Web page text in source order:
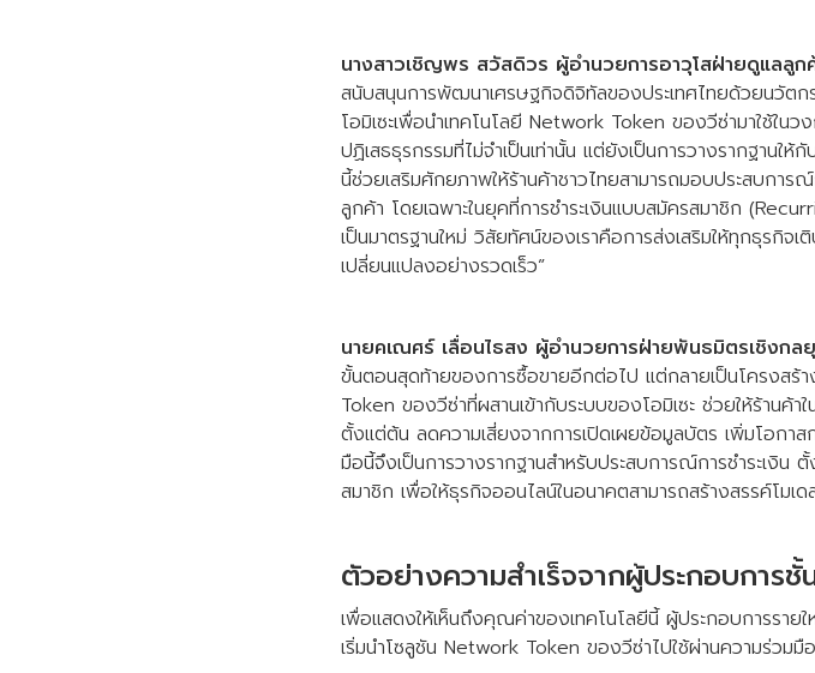
นางสาวเชิญพร สวัสดิวร ผู้อำนวยการอาวุโสฝ่ายดูแลลูก
สนับสนุนการพัฒนาเศรษฐกิจดิจิทัลของประเทศไทยด้วยนวัตก
โอมิเซะเพื่อนำเทคโนโลยี Network Token ของวีซ่ามาใช้ใน
ปฏิเสธธุรกรรมที่ไม่จำเป็นเท่านั้น แต่ยังเป็นการวางรากฐาน
นี้ช่วยเสริมศักยภาพให้ร้านค้าชาวไทยสามารถมอบประสบการ
ลูกค้า โดยเฉพาะในยุคที่การชำระเงินแบบสมัครสมาชิก
เป็นมาตรฐานใหม่ วิสัยทัศน์ของเราคือการส่งเสริมให้ทุกธุรกิ
เปลี่ยนแปลงอย่างรวดเร็ว”
นายคเณศร์ เลื่อนไธสง ผู้อำนวยการฝ่ายพันธมิตรเชิงกลยุ
ขั้นตอนสุดท้ายของการซื้อขายอีกต่อไป แต่กลายเป็นโครงส
Token ของวีซ่าที่ผสานเข้ากับระบบของโอมิเซะ ช่วยให้ร้านค้
ตั้งแต่ต้น ลดความเสี่ยงจากการเปิดเผยข้อมูลบัตร เพิ่มโอกาส
มือนี้จึงเป็นการวางรากฐานสำหรับประสบการณ์การชำระเงิน
สมาชิก เพื่อให้ธุรกิจออนไลน์ในอนาคตสามารถสร้างสรรค์โม
ตัวอย่างความสำเร็จจากผู้ประกอบการชั้
เพื่อแสดงให้เห็นถึงคุณค่าของเทคโนโลยีนี้ ผู้ประกอบการราย
เริ่มนำโซลูชัน Network Token ของวีซ่าไปใช้ผ่านความร่วมมื